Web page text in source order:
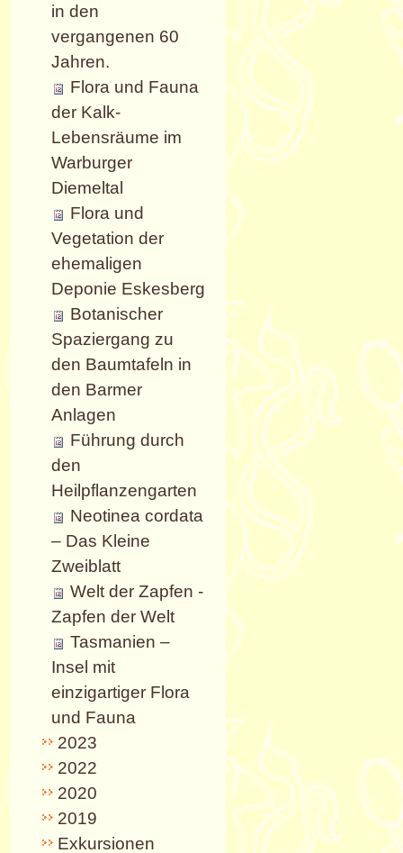
in den
vergangenen 60
Jahren.
Flora und Fauna
der Kalk-
Lebensräume im
Warburger
Diemeltal
Flora und
Vegetation der
ehemaligen
Deponie Eskesberg
Botanischer
Spaziergang zu
den Baumtafeln in
den Barmer
Anlagen
Führung durch
den
Heilpflanzengarten
Neotinea cordata
– Das Kleine
Zweiblatt
Welt der Zapfen -
Zapfen der Welt
Tasmanien –
Insel mit
einzigartiger Flora
und Fauna
2023
2022
2020
2019
Exkursionen